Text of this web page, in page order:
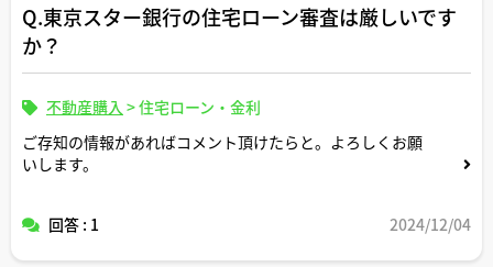
Q.東京スター銀行の住宅ローン審査は厳しいです
か？
不動産購入 >住宅ローン・金利
ご存知の情報があればコメント頂けたらと。よろしくお願
いします。
回答 : 1 2024/12/04